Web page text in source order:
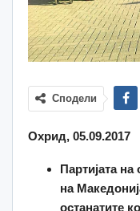
Сподели
Охрид, 05.09.2017
Партијата
на
останатите